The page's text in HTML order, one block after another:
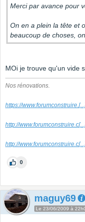
Merci par avance pour
On en a plein la tête et
beaucoup de choses,
MOi je trouve qu'un vide
Nos rénovations.
https://www.forumconstruire.
http://www.forumconstruire.c
http://www.forumconstruire.c
0
maguy69
Le 23/06/2009 à